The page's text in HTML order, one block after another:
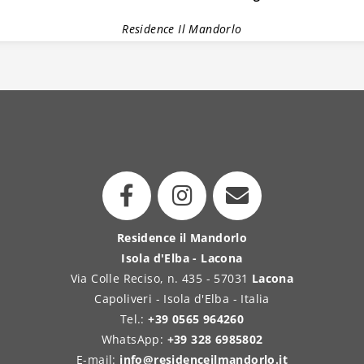
Residence Il Mandorlo
Residence il Mandorlo
Isola d'Elba - Lacona
Via Colle Reciso, n. 435 - 57031 Lacona
Capoliveri - Isola d'Elba - Italia
Tel.:+39 0565 964260
WhatsApp: +39 328 6985802
E-mail: info@residenceilmandorlo.it